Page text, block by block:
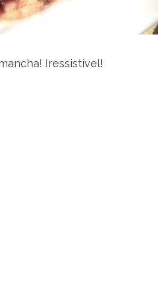
Iressistível!